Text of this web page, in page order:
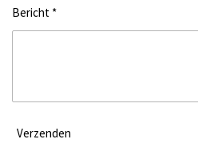
Bericht *
Verzenden